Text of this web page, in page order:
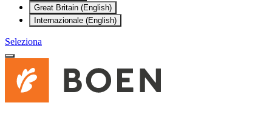
Great Britain (English)
Internazionale (English)
Seleziona